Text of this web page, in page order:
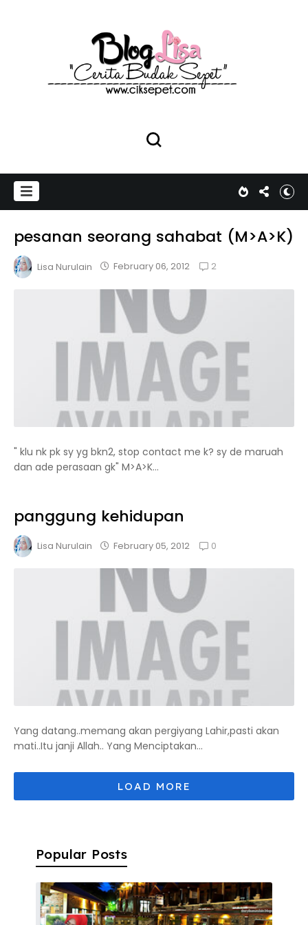
pesanan seorang sahabat (M>A>K)
Lisa Nurulain February 06, 2012 2
" klu nk pk sy yg bkn2, stop contact me k? sy de maruah
dan ade perasaan gk" M>A>K...
panggung kehidupan
Lisa Nurulain February 05, 2012 0
Yang datang..memang akan pergiyang Lahir,pasti akan
mati..Itu janji Allah.. Yang Menciptakan...
Popular Posts